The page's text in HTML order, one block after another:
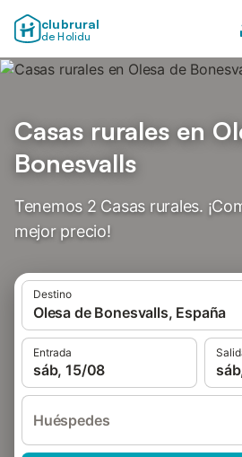
clubrural
de Holidu
Casas rurales en
Bonesvalls
Tenemos 2 Casas rurales.
mejor precio!
Destino
Olesa de Bonesvalls, España
Entrada
sáb, 15/08
Huéspedes